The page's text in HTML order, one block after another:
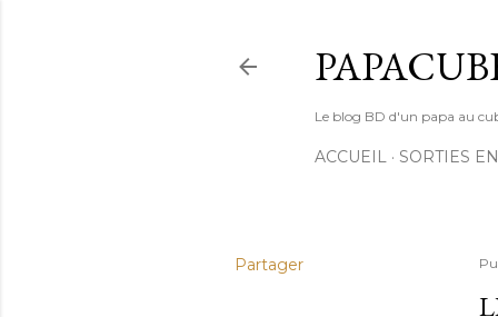
Le blog BD d'un papa au
ACCUEIL SORTIES
Partager